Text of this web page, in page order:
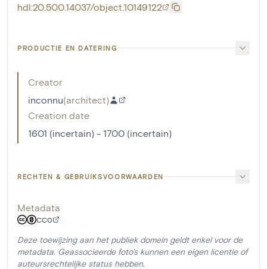
hdl:20.500.14037/object.10149122
PRODUCTIE EN DATERING
Creator
inconnu(architect)
Creation date
1601 (incertain) - 1700 (incertain)
RECHTEN & GEBRUIKSVOORWAARDEN
Metadata
CC0
Deze toewijzing aan het publiek domein geldt enkel voor de
metadata. Geassocieerde foto's kunnen een eigen licentie of
auteursrechtelijke status hebben.